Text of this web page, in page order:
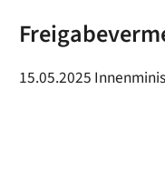
15.05.2025